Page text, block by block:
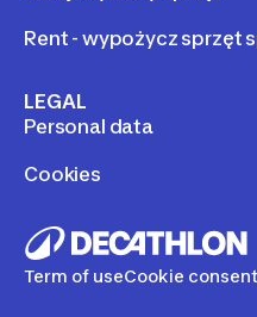
Rent - wypożycz sprzęt
LEGAL
Personal data
Cookies
Term of useCookie consent